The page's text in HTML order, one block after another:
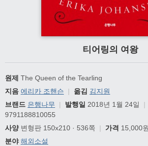
티어링의 여왕
원제 The Queen of the Tearling
지음 에리카 조핸슨 | 옮김 김지원
브랜드 은행나무 | 발행일 2018년 1월 24일 |
9791188810055
사양변형판 150x210 · 536쪽 | 가격 15,000원
분야 해외소설